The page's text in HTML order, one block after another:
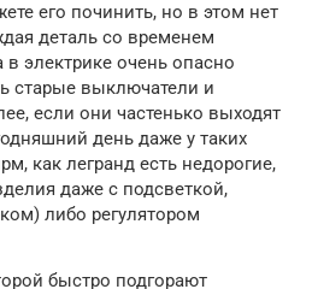
его починить, но в этом нет
деталь со временем
в электрике очень опасно
старые выключатели и
если они частенько выходят
день даже у таких
как легранд есть недорогие,
даже с подсветкой,
либо регулятором
быстро подгорают